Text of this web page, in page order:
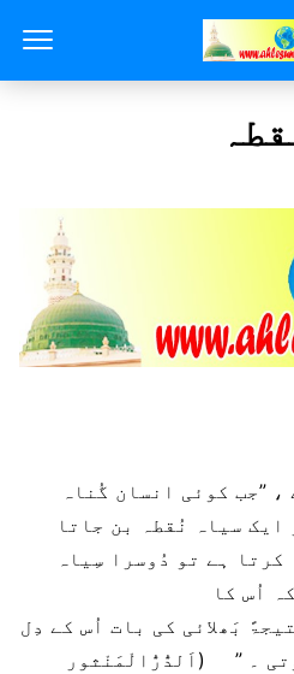
”جب کوئی انسان گُناہ
سیاہ نُقطہ بن جاتا
کرتا ہے تو دُوسرا سِیاہ
اُس کا
بَھلائی کی بات اُس کے دِل
۔ ” (اَلدُّرُّالْمَنْثور